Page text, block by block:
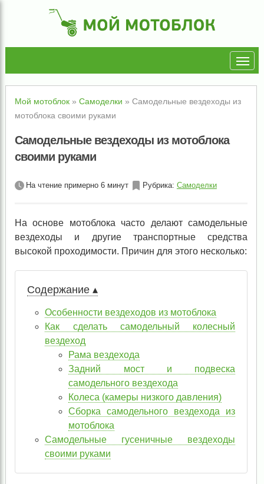
Мой мотоблок» Самоделки » Самодельные вездеходы из
мотоблока своими руками
Самодельные вездеходы из мотоблока
своими руками
На чтение примерно 6 минут Рубрика: Самоделки
На основе мотоблока часто делают самодельные
вездеходы и другие транспортные средства
высокой проходимости. Причин для этого несколько:
Содержание ▴
Особенности вездеходов из мотоблока
Как сделать самодельный колесный
вездеход
Рама вездехода
Задний мост и подвеска
самодельного вездехода
Колеса (камеры низкого давления)
Сборка самодельного вездехода из
мотоблока
Самодельные гусеничные вездеходы
своими руками